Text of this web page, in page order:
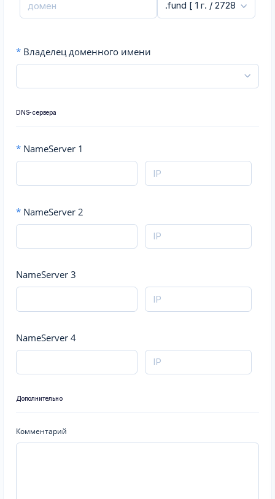
* Владелец доменного имени
DNS-сервера
* NameServer 1
* NameServer 2
NameServer 3
NameServer 4
Дополнительно
Комментарий